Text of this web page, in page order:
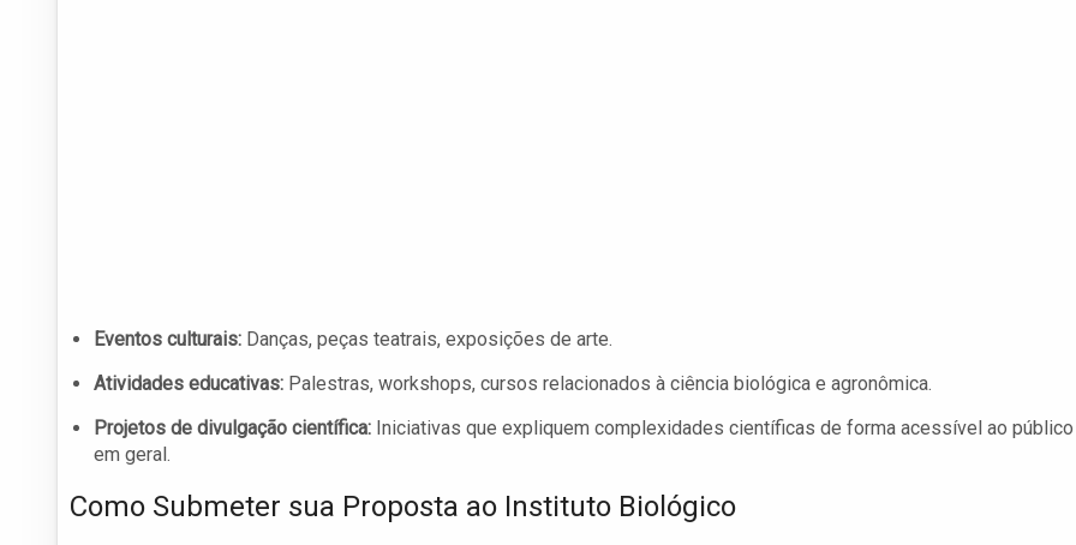
Eventos culturais: Danças, peças teatrais, exposições de arte.
Atividades educativas: Palestras, workshops, cursos relacionados à ciência biológica e agronômica.
Projetos de divulgação científica: Iniciativas que expliquem complexidades científicas de forma acessível ao público
em geral.
Como Submeter sua Proposta ao Instituto Biológico